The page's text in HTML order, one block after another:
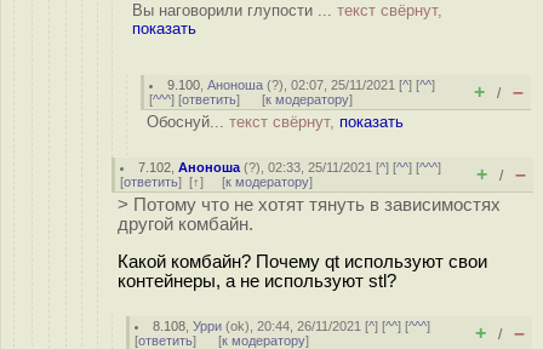
Вы наговорили глупости ... текст свёрнут,
показать
9.100 ,Аноноша (?), 02:07, 25/11/2021 [^] [^^]
[^^^] [ответить] [к модератору] + / –
Обоснуй... текст свёрнут, показать
7.102 ,Аноноша (?), 02:33, 25/11/2021 [^] [^^] [^^^]
[ответить] [↑] [к модератору] + / –
> Потому что не хотят тянуть в зависимостях
другой комбайн.
Какой комбайн? Почему qt используют свои
контейнеры, а не используют stl?
8.108 ,Урри (ok), 20:44, 26/11/2021 [^] [^^] [^^^]
[ответить] [к модератору] + / –